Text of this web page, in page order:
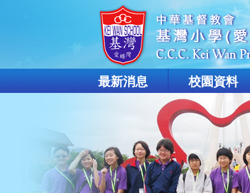
最新消息 校園資料